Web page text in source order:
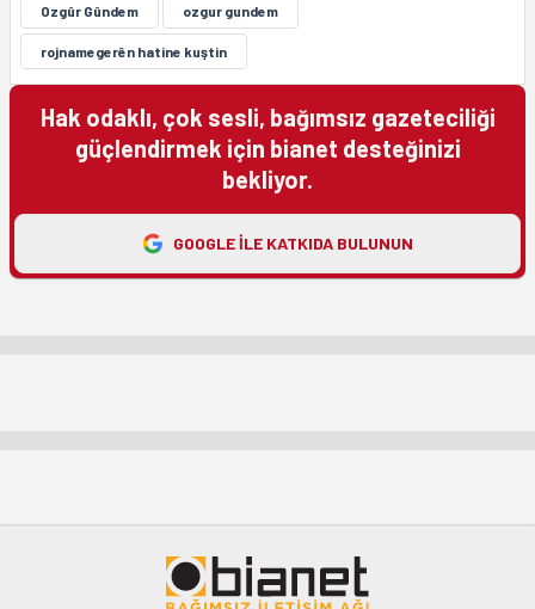
Ozgûr Gûndem ozgur gundem
rojnamegerên hatine kuştin
Hak odaklı, çok sesli, bağımsız gazeteciliği
güçlendirmek için bianet desteğinizi
bekliyor.
GOOGLE ILE KATKIDA BULUNUN